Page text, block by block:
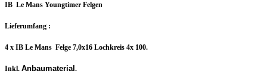
IB Le Mans Youngtimer Felgen
Lieferumfang :
4 x IB Le Mans Felge 7,0x16 Lochkreis 4x 100.
Inkl. Anbaumaterial .